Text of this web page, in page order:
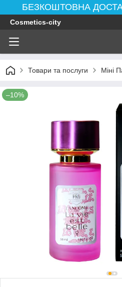
БЕЗКОШТОВНА
Cosmetics-city
Товари та послуги Міні
–10%